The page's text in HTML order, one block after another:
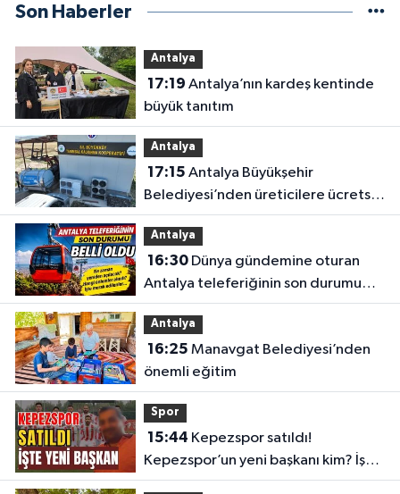
Son Haberler
Antalya
17:19
büyük tanıtım
Antalya
17:15
Belediyesi’nden üreticilere ücretsiz
destek
Antalya
16:30Dünya gündemine oturan
Antalya teleferiğinin son durumu
belli oldu
Antalya
16:25
önemli eğitim
Spor
15:44
Kepezspor’un yeni başkanı kim? İşte
yeni başkan